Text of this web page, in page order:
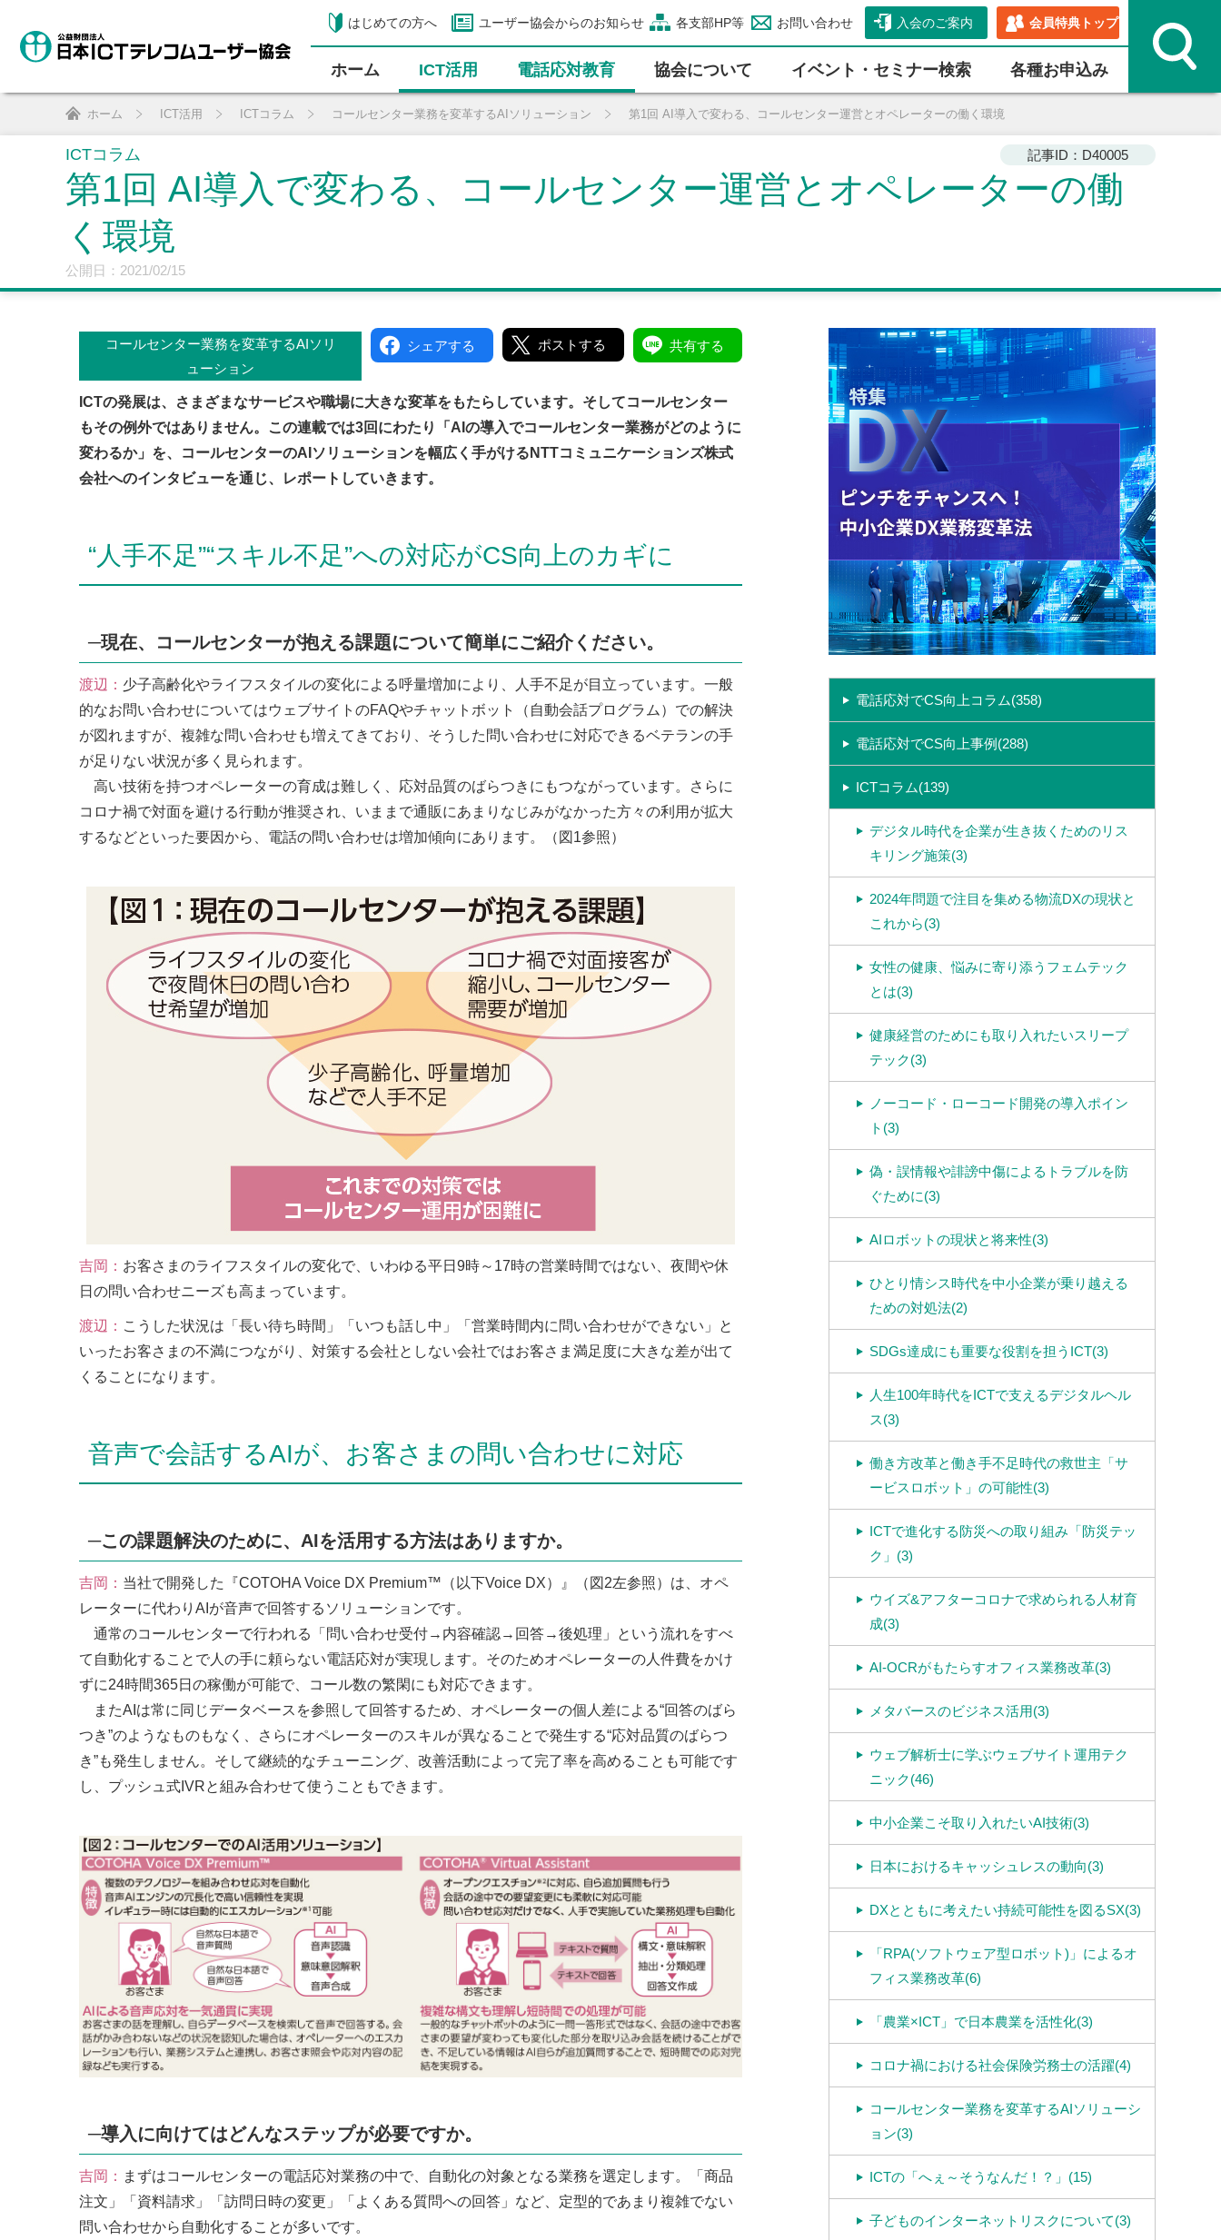
はじめての方へ ユーザー協会からのお知らせ 各支部HP等 お問い合わせ 入会のご案内 会員特典トップ
ホーム ICT活⽤ 電話応対教育 協会について イベント・セミナー検索 各種お申込み
ホーム ICT活用 ICTコラム コールセンター業務を変革するAIソリューション 第1回 AI導入で変わる、コールセンター運営とオペレーターの働く環境
ICTコラム
第1回 AI導入で変わる、コールセンター運営とオペレーターの働
く環境
記事ID：D40005
公開日：2021/02/15
コールセンター業務を変革するAIソリ
ューション
シェアする ポストする 共有する
ICTの発展は、さまざまなサービスや職場に大きな変革をもたらしています。そしてコールセンター
もその例外ではありません。この連載では3回にわたり「AIの導入でコールセンター業務がどのように
変わるか」を、コールセンターのAIソリューションを幅広く手がけるNTTコミュニケーションズ株式
会社へのインタビューを通じ、レポートしていきます。
“人手不足”“スキル不足”への対応がCS向上のカギに
─現在、コールセンターが抱える課題について簡単にご紹介ください。
渡辺： 少子高齢化やライフスタイルの変化による呼量増加により、人手不足が目立っています。一般
的なお問い合わせについてはウェブサイトのFAQやチャットボット（自動会話プログラム）での解決
が図れますが、複雑な問い合わせも増えてきており、そうした問い合わせに対応できるベテランの手
が足りない状況が多く見られます。
高い技術を持つオペレーターの育成は難しく、応対品質のばらつきにもつながっています。さらに
コロナ禍で対面を避ける行動が推奨され、いままで通販にあまりなじみがなかった方々の利用が拡大
するなどといった要因から、電話の問い合わせは増加傾向にあります。（図1参照）
吉岡： お客さまのライフスタイルの変化で、いわゆる平日9時～17時の営業時間ではない、夜間や休
日の問い合わせニーズも高まっています。
渡辺： こうした状況は「長い待ち時間」「いつも話し中」「営業時間内に問い合わせができない」と
いったお客さまの不満につながり、対策する会社としない会社ではお客さま満足度に大きな差が出て
くることになります。
音声で会話するAIが、お客さまの問い合わせに対応
─この課題解決のために、AIを活用する方法はありますか。
吉岡： 当社で開発した『COTOHA Voice DX Premium™（以下Voice DX）』（図2左参照）は、オペ
レーターに代わりAIが音声で回答するソリューションです。
通常のコールセンターで行われる「問い合わせ受付→内容確認→回答→後処理」という流れをすべ
て自動化することで人の手に頼らない電話応対が実現します。そのためオペレーターの人件費をかけ
ずに24時間365日の稼働が可能で、コール数の繁閑にも対応できます。
またAIは常に同じデータベースを参照して回答するため、オペレーターの個人差による“回答のばら
つき”のようなものもなく、さらにオペレーターのスキルが異なることで発生する“応対品質のばらつ
き”も発生しません。そして継続的なチューニング、改善活動によって完了率を高めることも可能です
し、プッシュ式IVRと組み合わせて使うこともできます。
─導入に向けてはどんなステップが必要ですか。
吉岡： まずはコールセンターの電話応対業務の中で、自動化の対象となる業務を選定します。「商品
注文」「資料請求」「訪問日時の変更」「よくある質問への回答」など、定型的であまり複雑でない
問い合わせから自動化することが多いです。
電話応対でCS向上コラム(358)
電話応対でCS向上事例(288)
ICTコラム(139)
デジタル時代を企業が生き抜くためのリス
キリング施策(3)
2024年問題で注目を集める物流DXの現状と
これから(3)
女性の健康、悩みに寄り添うフェムテック
とは(3)
健康経営のためにも取り入れたいスリープ
テック(3)
ノーコード・ローコード開発の導入ポイン
ト(3)
偽・誤情報や誹謗中傷によるトラブルを防
ぐために(3)
AIロボットの現状と将来性(3)
ひとり情シス時代を中小企業が乗り越える
ための対処法(2)
SDGs達成にも重要な役割を担うICT(3)
人生100年時代をICTで支えるデジタルヘル
ス(3)
働き方改革と働き手不足時代の救世主「サ
ービスロボット」の可能性(3)
ICTで進化する防災への取り組み「防災テッ
ク」(3)
ウイズ&アフターコロナで求められる人材育
成(3)
AI-OCRがもたらすオフィス業務改革(3)
メタバースのビジネス活用(3)
ウェブ解析士に学ぶウェブサイト運用テク
ニック(46)
中小企業こそ取り入れたいAI技術(3)
日本におけるキャッシュレスの動向(3)
DXとともに考えたい持続可能性を図るSX(3)
「RPA(ソフトウェア型ロボット)」によるオ
フィス業務改革(6)
「農業×ICT」で日本農業を活性化(3)
コロナ禍における社会保険労務士の活躍(4)
コールセンター業務を変革するAIソリューシ
ョン(3)
ICTの「へぇ～そうなんだ！？」(15)
子どものインターネットリスクについて(3)